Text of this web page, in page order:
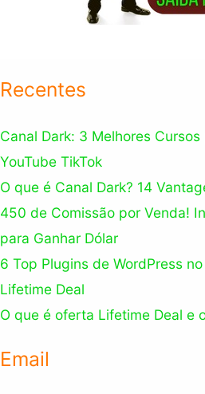
Recentes
Canal Dark: 3 Melhores
YouTube TikTok
O que é Canal Dark? 14
450 de Comissão por Venda!
para Ganhar Dólar
6 Top Plugins de WordPress
Lifetime Deal
O que é oferta Lifetime Deal e
Email